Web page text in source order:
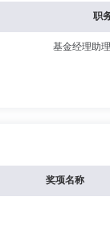
职
基金经理助
奖项名称